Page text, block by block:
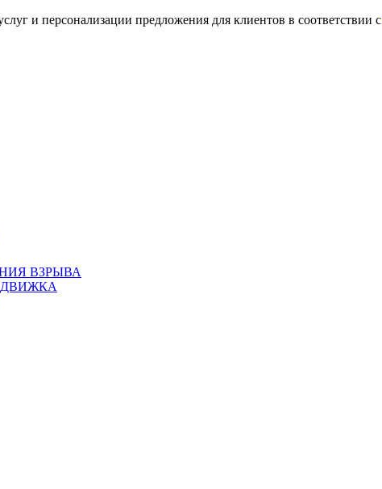
и персонализации предложения для клиентов в соответствии с
ВЗРЫВА